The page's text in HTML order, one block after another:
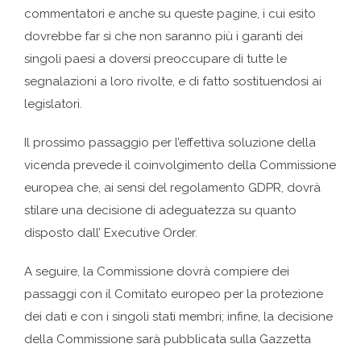
commentatori e anche su queste pagine, i cui esito
dovrebbe far sì che non saranno più i garanti dei
singoli paesi a doversi preoccupare di tutte le
segnalazioni a loro rivolte, e di fatto sostituendosi ai
legislatori.
Il prossimo passaggio per l’effettiva soluzione della
vicenda prevede il coinvolgimento della Commissione
europea che, ai sensi del regolamento GDPR, dovrà
stilare una decisione di adeguatezza su quanto
disposto dall’ Executive Order.
A seguire, la Commissione dovrà compiere dei
passaggi con il Comitato europeo per la protezione
dei dati e con i singoli stati membri; infine, la decisione
della Commissione sarà pubblicata sulla Gazzetta